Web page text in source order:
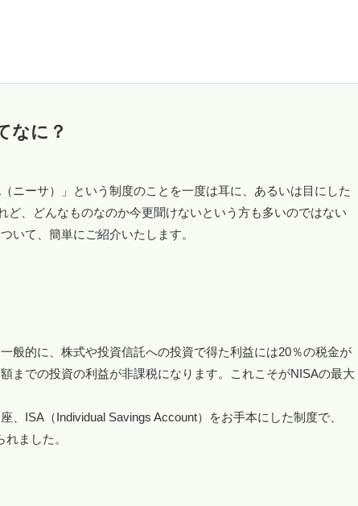
なに？
ニーサ）」という制度のことを一度は耳に、あるいは目にした
ど、どんなものなのか今更聞けないという方も多いのではない
いて、簡単にご紹介いたします。
般的に、株式や投資信託への投資で得た利益には20％の税金が
までの投資の利益が非課税になります。これこそがNISAの最大
ISA（Individual Savings Account）をお手本にした制度で、
ました。